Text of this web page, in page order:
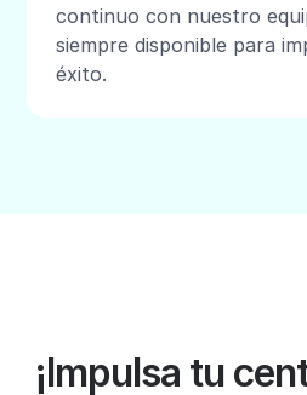
continuo con nuestro
siempre disponible para
éxito.
¡Impulsa tu